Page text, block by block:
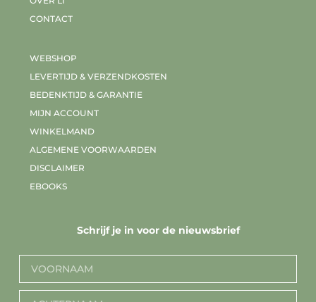
CONTACT
WEBSHOP
LEVERTIJD & VERZENDKOSTEN
BEDENKTIJD & GARANTIE
MIJN ACCOUNT
WINKELMAND
ALGEMENE VOORWAARDEN
DISCLAIMER
EBOOKS
Schrijf je in voor de nieuwsbrief